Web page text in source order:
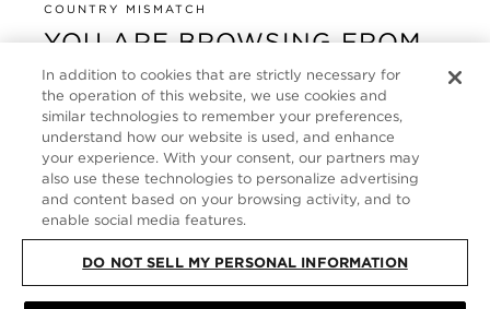
COUNTRY MISMATCH
YOU ARE BROWSING FROM
UNITED STATES
It looks like you are visiting us from United States,
but you are currently browsing our Deutschland
store. Would you like to be redirected to your local
site?
SHOP IN UNITED STATES
CONTINUE BROWSING HERE
KUNDENSERVICE
ÜBER
FOLLOW US
GERMANY
In addition to cookies that are strictly necessary for
the operation of this website, we use cookies and
similar technologies to remember your preferences,
understand how our website is used, and enhance
your experience. With your consent, our partners may
also use these technologies to personalize advertising
and content based on your browsing activity, and to
enable social media features.
DO NOT SELL MY PERSONAL INFORMATION